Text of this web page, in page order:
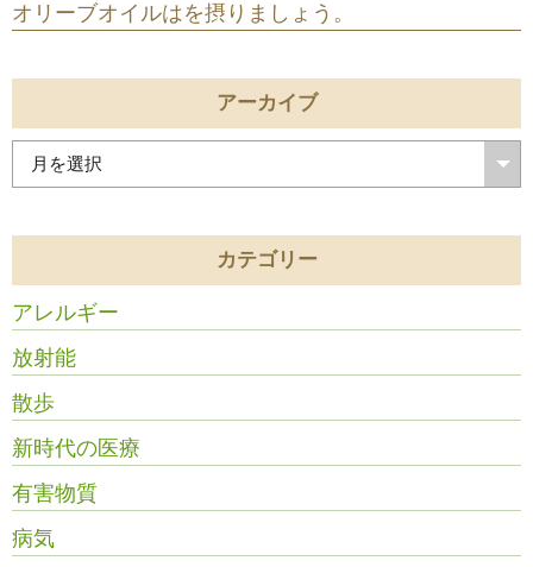
オリーブオイルはを摂りましょう。
アーカイブ
カテゴリー
アレルギー
放射能
散歩
新時代の医療
有害物質
病気